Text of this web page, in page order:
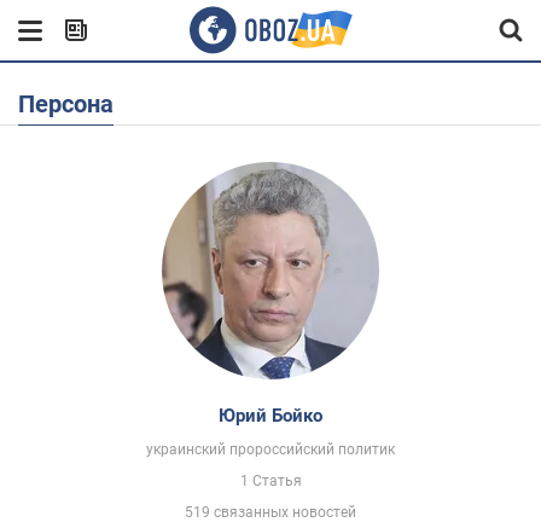
Персона
Юрий Бойко
украинский пророссийский политик
1 Статья
519 связанных новостей